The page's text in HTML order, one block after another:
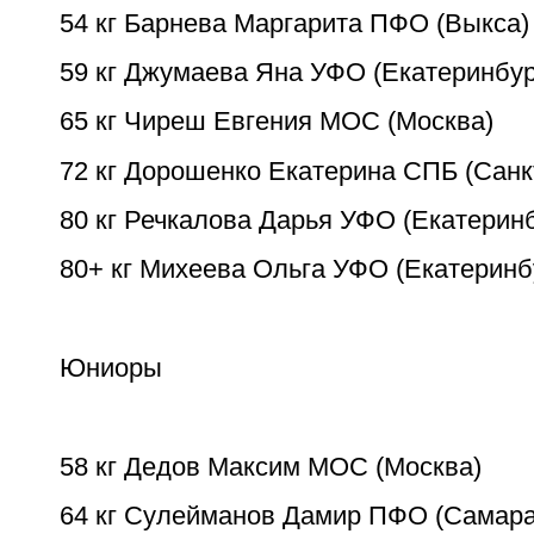
54 кг Барнева Маргарита ПФО (Выкса)
59 кг Джумаева Яна УФО
65 кг Чиреш Евгения МОС (Москва)
72 кг Дорошенко Екатерина СПБ
80 кг Речкалова Дарья УФО
80+ кг Михеева Ольга УФО
Юниоры
58 кг Дедов Максим МОС (Москва)
64 кг Сулейманов Дамир ПФО